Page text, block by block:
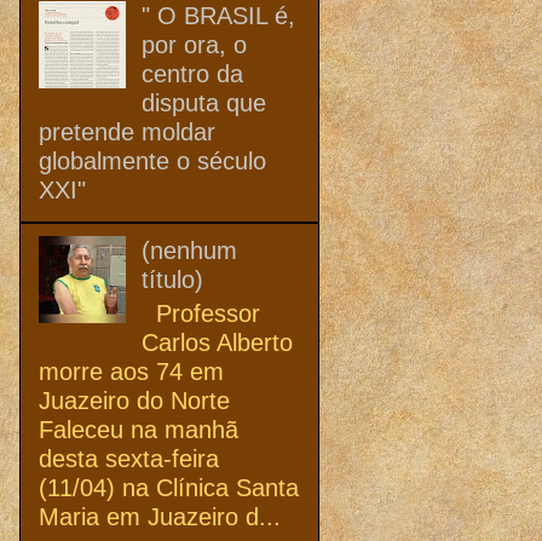
" O BRASIL é,
por ora, o
centro da
disputa que
pretende moldar
globalmente o século
XXI"
(nenhum
título)
Professor
Carlos Alberto
morre aos 74 em
Juazeiro do Norte
Faleceu na manhã
desta sexta-feira
(11/04) na Clínica Santa
Maria em Juazeiro d...